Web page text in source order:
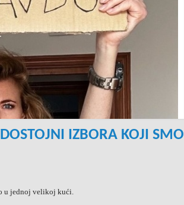
IZBORA KOJI SMO
u jednoj velikoj kući.